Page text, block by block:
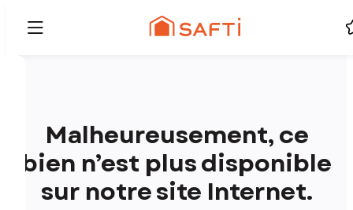
Malheureusement, ce
bien n’est plus disponible
sur notre site Internet.